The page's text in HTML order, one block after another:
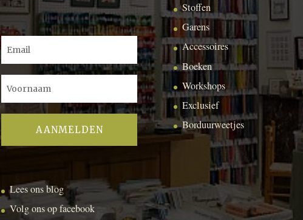
Lees ons blog
Volg ons op facebook
Stoffen
Garens
Accessoires
Boeken
Workshops
Exclusief
Borduurweetjes